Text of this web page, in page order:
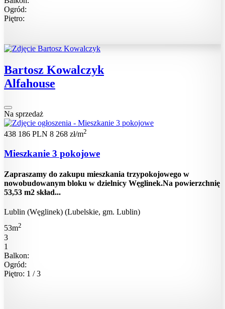
Ogród:
Piętro:
Bartosz Kowalczyk
Alfahouse
Na sprzedaż
438 186 PLN 8 268 zł/m2
Mieszkanie 3 pokojowe
Zapraszamy do zakupu mieszkania trzypokojowego w
nowobudowanym bloku w dzielnicy Węglinek.Na powierzchnię
53,53 m2 skład...
Lublin (Węglinek) (Lubelskie, gm. Lublin)
53m2
3
1
Balkon:
Ogród:
Piętro: 1 / 3